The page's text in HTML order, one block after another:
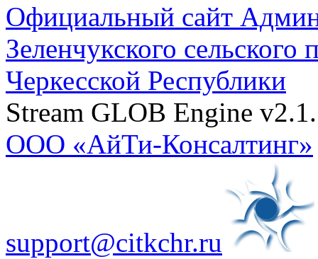
Официальный сайт
Зеленчукского сельского
Черкесской Республики
Stream GLOB Engine v2.1.
ООО «АйТи-Консалтинг»
support@citkchr.ru